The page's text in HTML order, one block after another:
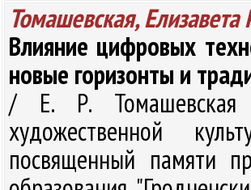
Томашевская,
Влияние цифровых
новые горизонты и
/ Е. Р. Томашевская
художественной
посвященный памяти